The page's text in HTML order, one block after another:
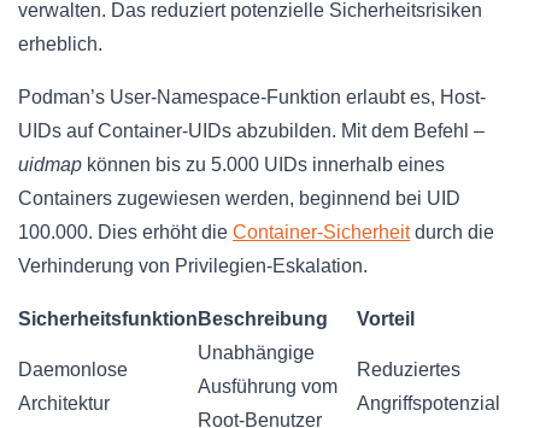
verwalten. Das reduziert potenzielle Sicherheitsrisiken
erheblich.
Podman’s User-Namespace-Funktion erlaubt es, Host-
UIDs auf Container-UIDs abzubilden. Mit dem Befehl –
uidmap können bis zu 5.000 UIDs innerhalb eines
Containers zugewiesen werden, beginnend bei UID
100.000. Dies erhöht die Container-Sicherheitdurch die
Verhinderung von Privilegien-Eskalation.
Sicherheitsfunktion Beschreibung Vorteil
Daemonlose
Architektur
Unabhängige
Ausführung vom
Root-Benutzer
Reduziertes
Angriffspotenzial